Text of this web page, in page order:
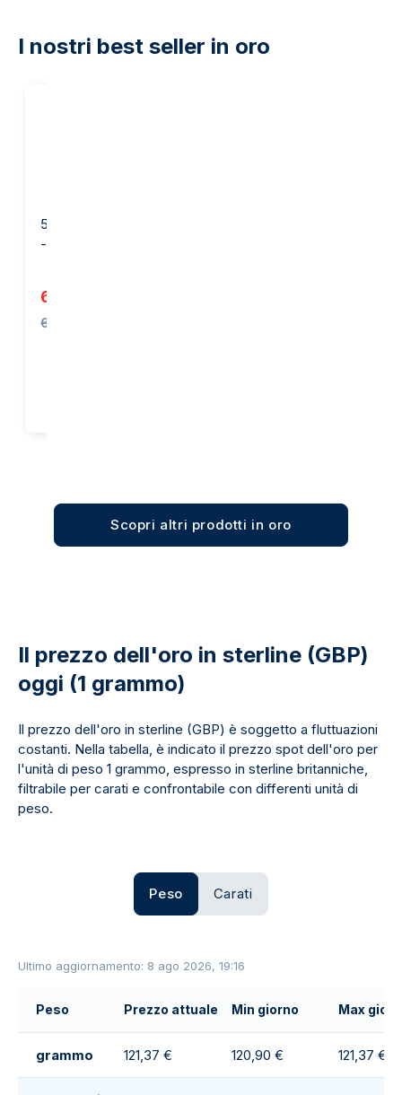
I nostri best seller in oro
50 grammi Lingotto d'Oro
- PAMP Suisse
6.204,70 €
6.238,00 €
Scopri altri prodotti in oro
Il prezzo dell'oro in sterline (GBP)
oggi (1 grammo)
Il prezzo dell'oro in sterline (GBP) è soggetto a fluttuazioni
costanti. Nella tabella, è indicato il prezzo spot dell'oro per
l'unità di peso 1 grammo, espresso in sterline britanniche,
filtrabile per carati e confrontabile con differenti unità di
peso.
Peso Carati
Ultimo aggiornamento: 8 ago 2026, 19:16
Peso Prezzo attuale Min giorno Max
grammo 121,37 € 120,90 € 121,37 €